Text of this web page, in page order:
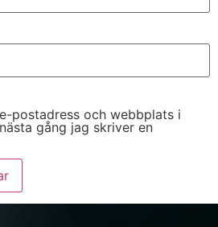
postadress och webbplats i
gång jag skriver en